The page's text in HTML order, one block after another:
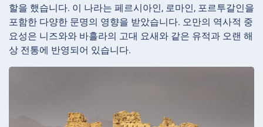
할을 했습니다. 이 나라는 페르시아인, 로마인, 포르투갈인을
포함한 다양한 문명의 영향을 받았습니다. 오만의 역사적 중
요성은 니즈와와 바흘라의 고대 요새와 같은 유적과 오랜 해
상 전통에 반영되어 있습니다.